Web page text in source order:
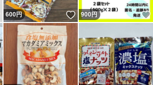
いいね！
600円 いいね！
900 円